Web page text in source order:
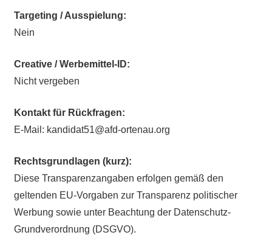
Targeting / Ausspielung:
Nein
Creative / Werbemittel-ID:
Nicht vergeben
Kontakt für Rückfragen:
E-Mail: kandidat51@afd-ortenau.org
Rechtsgrundlagen (kurz):
Diese Transparenzangaben erfolgen gemäß den
geltenden EU-Vorgaben zur Transparenz politischer
Werbung sowie unter Beachtung der Datenschutz-
Grundverordnung (DSGVO).